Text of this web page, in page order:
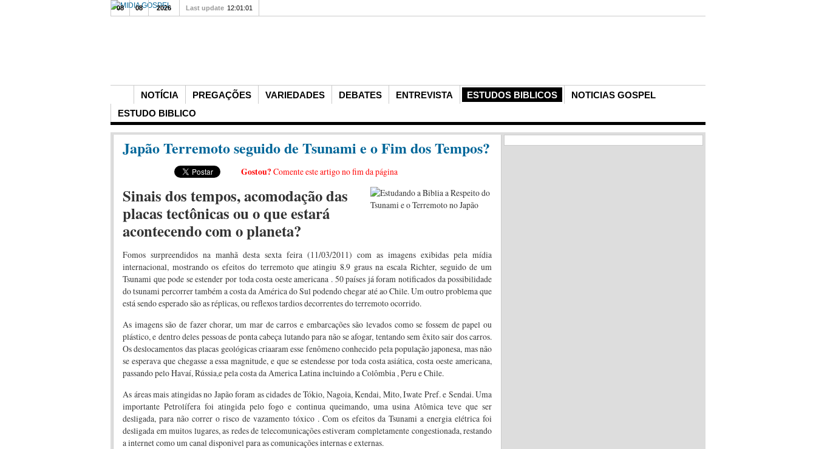
NOTÍCIA PREGAÇÕES VARIEDADES DEBATES ENTREVISTA ESTUDOS BIBLICOS
NOTICIAS GOSPEL
ESTUDO BIBLICO
08 08 2026 Last update 12:01:01
Japão Terremoto seguido de Tsunami e o Fim dos Tempos?
Gostou? Comente este artigo no fim da página
Sinais dos tempos, acomodação das
placas tectônicas ou o que estará
acontecendo com o planeta?
Fomos surpreendidos na manhã desta sexta feira (11/03/2011) com as imagens exibidas pela mídia
internacional, mostrando os efeitos do terremoto que atingiu 8.9 graus na escala Richter, seguido de um
Tsunami que pode se estender por toda costa oeste americana . 50 países já foram notificados da possibilidade
do tsunami percorrer também a costa da América do Sul podendo chegar até ao Chile. Um outro problema que
está sendo esperado são as réplicas, ou reflexos tardios decorrentes do terremoto ocorrido.
As imagens são de fazer chorar, um mar de carros e embarcações são levados como se fossem de papel ou
plástico, e dentro deles pessoas de ponta cabeça lutando para não se afogar, tentando sem êxito sair dos carros.
Os deslocamentos das placas geológicas criaaram esse fenômeno conhecido pela população japonesa, mas não
se esperava que chegasse a essa magnitude, e que se estendesse por toda costa asiática, costa oeste americana,
passando pelo Havaí, Rússia,e pela costa da America Latina incluindo a Colômbia , Peru e Chile.
As áreas mais atingidas no Japão foram as cidades de Tókio, Nagoia, Kendai, Mito, Iwate Pref. e Sendai. Uma
importante Petrolífera foi atingida pelo fogo e continua queimando, uma usina Atômica teve que ser
desligada, para não correr o risco de vazamento tóxico . Com os efeitos da Tsunami a energia elétrica foi
desligada em muitos lugares, as redes de telecomunicações estiveram completamente congestionada, restando
a internet como um canal disponivel para as comunicações internas e externas.